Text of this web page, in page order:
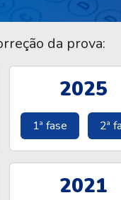
da prova:
2025
1ª fase 2ª
2021